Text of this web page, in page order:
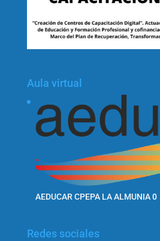
Aula virtual
AEDUCAR CPEPA LA ALMUNIA0
Redes sociales